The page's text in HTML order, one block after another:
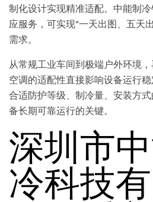
制化设计实现精准适配。中能制
应服务，可实现“一天出图、五天
需求。
从常规工业车间到极端户外环境
空调的适配性直接影响设备运行
合适防护等级、制冷量、安装方
备长期可靠运行的关键。
深圳市
冷科技